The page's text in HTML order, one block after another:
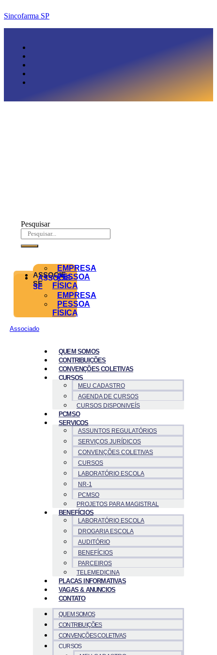
Sincofarma SP
Pesquisar
ASSOCIE-
SE
EMPRESA
PESSOA
FÍSICA
ASSOCIE-
SE
EMPRESA
PESSOA
FÍSICA
Associado
QUEM SOMOS
CONTRIBUIÇÕES
CONVENÇÕES COLETIVAS
CURSOS
MEU CADASTRO
AGENDA DE CURSOS
CURSOS DISPONIVEÍS
PCMSO
SERVICOS
ASSUNTOS REGULATÓRIOS
SERVIÇOS JURÍDICOS
CONVENÇÕES COLETIVAS
CURSOS
LABORATÓRIO ESCOLA
NR-1
PCMSO
PROJETOS PARA MAGISTRAL
BENEFÍCIOS
LABORATÓRIO ESCOLA
DROGARIA ESCOLA
AUDITÓRIO
BENEFÍCIOS
PARCEIROS
TELEMEDICINA
PLACAS INFORMATIVAS
VAGAS & ANUNCIOS
CONTATO
QUEM SOMOS
CONTRIBUIÇÕES
CONVENÇÕES COLETIVAS
CURSOS